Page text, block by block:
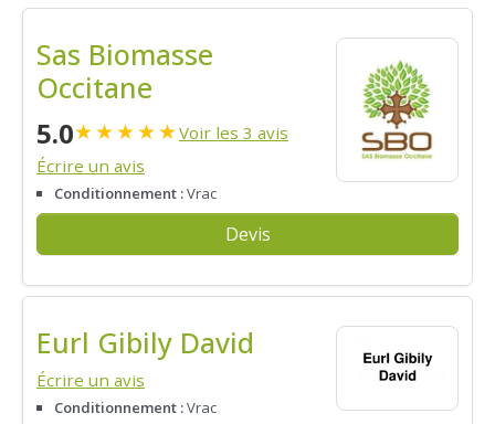
TROUVER SON FOURNISSEUR
BLOG
ESPACE PRO
Sas Biomasse
Occitane
5.0★★★★★Voir les 3 avis
Écrire un avis
Conditionnement :Vrac
Devis
Eurl Gibily David
Écrire un avis
Conditionnement :Vrac